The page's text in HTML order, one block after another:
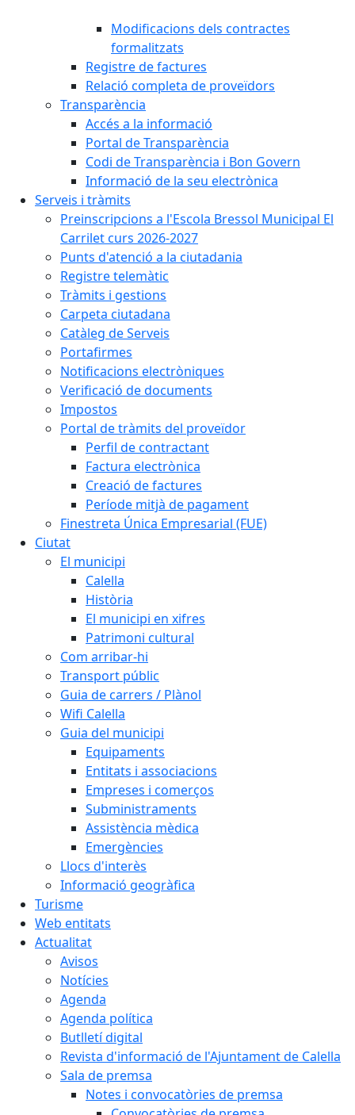
Modificacions dels contractes
formalitzats
Registre de factures
Relació completa de proveïdors
Transparència
Accés a la informació
Portal de Transparència
Codi de Transparència i Bon Govern
Informació de la seu electrònica
Serveis i tràmits
Preinscripcions a l'Escola Bressol Municipal El
Carrilet curs 2026-2027
Punts d'atenció a la ciutadania
Registre telemàtic
Tràmits i gestions
Carpeta ciutadana
Catàleg de Serveis
Portafirmes
Notificacions electròniques
Verificació de documents
Impostos
Portal de tràmits del proveïdor
Perfil de contractant
Factura electrònica
Creació de factures
Període mitjà de pagament
Finestreta Única Empresarial (FUE)
Ciutat
El municipi
Calella
Història
El municipi en xifres
Patrimoni cultural
Com arribar-hi
Transport públic
Guia de carrers / Plànol
Wifi Calella
Guia del municipi
Equipaments
Entitats i associacions
Empreses i comerços
Subministraments
Assistència mèdica
Emergències
Llocs d'interès
Informació geogràfica
Turisme
Web entitats
Actualitat
Avisos
Notícies
Agenda
Agenda política
Butlletí digital
Revista d'informació de l'Ajuntament de Calella
Sala de premsa
Notes i convocatòries de premsa